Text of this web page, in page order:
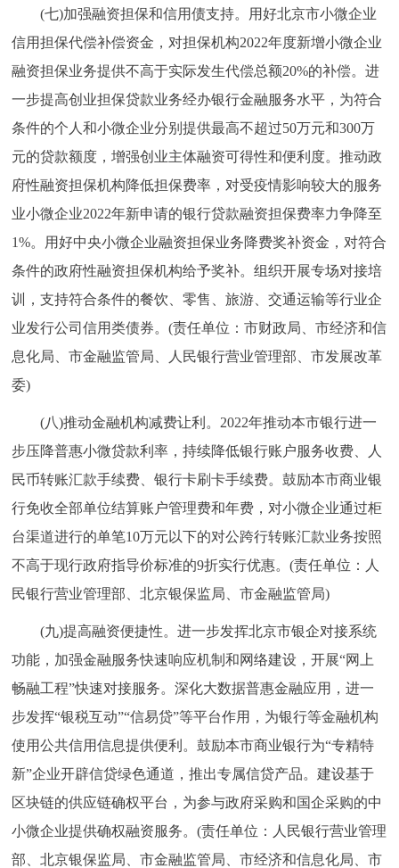
(七)加强融资担保和信用债支持。用好北京市小微企业
信用担保代偿补偿资金，对担保机构2022年度新增小微企业
融资担保业务提供不高于实际发生代偿总额20%的补偿。进
一步提高创业担保贷款业务经办银行金融服务水平，为符合
条件的个人和小微企业分别提供最高不超过50万元和300万
元的贷款额度，增强创业主体融资可得性和便利度。推动政
府性融资担保机构降低担保费率，对受疫情影响较大的服务
业小微企业2022年新申请的银行贷款融资担保费率力争降至
1%。用好中央小微企业融资担保业务降费奖补资金，对符合
条件的政府性融资担保机构给予奖补。组织开展专场对接培
训，支持符合条件的餐饮、零售、旅游、交通运输等行业企
业发行公司信用类债券。(责任单位：市财政局、市经济和信
息化局、市金融监管局、人民银行营业管理部、市发展改革
委)
(八)推动金融机构减费让利。2022年推动本市银行进一
步压降普惠小微贷款利率，持续降低银行账户服务收费、人
民币转账汇款手续费、银行卡刷卡手续费。鼓励本市商业银
行免收全部单位结算账户管理费和年费，对小微企业通过柜
台渠道进行的单笔10万元以下的对公跨行转账汇款业务按照
不高于现行政府指导价标准的9折实行优惠。(责任单位：人
民银行营业管理部、北京银保监局、市金融监管局)
(九)提高融资便捷性。进一步发挥北京市银企对接系统
功能，加强金融服务快速响应机制和网络建设，开展“网上
畅融工程”快速对接服务。深化大数据普惠金融应用，进一
步发挥“银税互动”“信易贷”等平台作用，为银行等金融机构
使用公共信用信息提供便利。鼓励本市商业银行为“专精特
新”企业开辟信贷绿色通道，推出专属信贷产品。建设基于
区块链的供应链确权平台，为参与政府采购和国企采购的中
小微企业提供确权融资服务。(责任单位：人民银行营业管理
部、北京银保监局、市金融监管局、市经济和信息化局、市